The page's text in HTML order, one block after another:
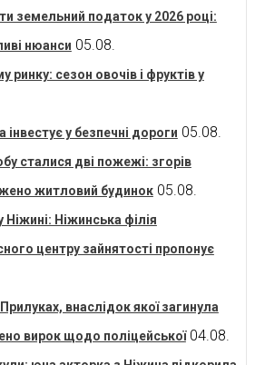
земельний податок у 2026 році:
нюанси 05.08.
ринку: сезон овочів і фруктів у
інвестує у безпечні дороги 05.08.
сталися дві пожежі: згорів
житловий будинок 05.08.
Ніжині: Ніжинська філія
центру зайнятості пропонує
внаслідок якої загинула
вирок щодо поліцейської 04.08.